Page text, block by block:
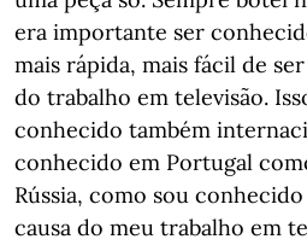
era importante ser
mais rápida, mais fácil de
do trabalho em televisão.
conhecido também
conhecido em Portugal
Rússia, como sou
causa do meu trabalho em